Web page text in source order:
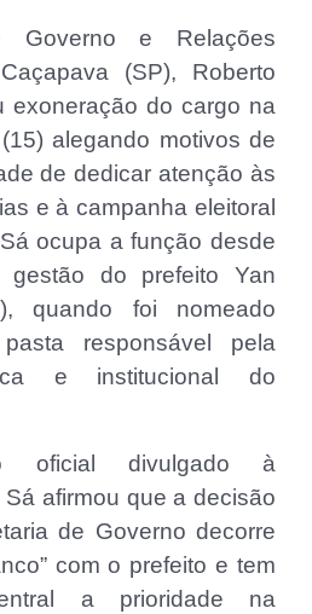
Governo e Relações
(SP), Roberto
exoneração do cargo na
alegando motivos de
de dedicar atenção às
e à campanha eleitoral
ocupa a função desde
do prefeito Yan
quando foi nomeado
responsável pela
e institucional do
oficial divulgado à
afirmou que a decisão
de Governo decorre
com o prefeito e tem
a prioridade na